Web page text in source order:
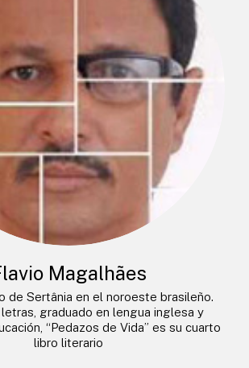
Magalhães
de Sertânia en el noroeste brasileño.
graduado en lengua inglesa y
“Pedazos de Vida” es su cuarto
libro literario